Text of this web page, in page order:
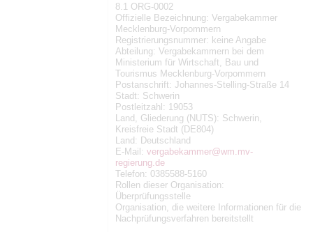
8.1 ORG-0002
Offizielle Bezeichnung: Vergabekammer
Mecklenburg-Vorpommern
Registrierungsnummer: keine Angabe
Abteilung: Vergabekammern bei dem
Ministerium für Wirtschaft, Bau und
Tourismus Mecklenburg-Vorpommern
Postanschrift: Johannes-Stelling-Straße 14
Stadt: Schwerin
Postleitzahl: 19053
Land, Gliederung (NUTS): Schwerin,
Kreisfreie Stadt (DE804)
Land: Deutschland
E-Mail: vergabekammer@wm.mv-
regierung.de
Telefon: 0385588-5160
Rollen dieser Organisation:
Überprüfungsstelle
Organisation, die weitere Informationen für die
Nachprüfungsverfahren bereitstellt